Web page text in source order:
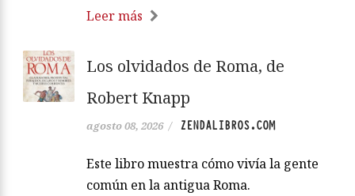
Leer más
Los olvidados de Roma, de
Robert Knapp
agosto 08, 2026 / ZENDALIBROS.COM
Este libro muestra cómo vivía la gente
común en la antigua Roma.